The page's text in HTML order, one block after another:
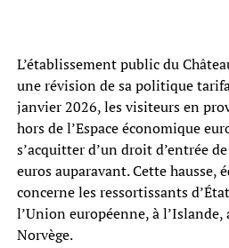
L’établissement public du
une révision de sa politique
janvier 2026, les visiteurs en
hors de l’Espace économique
s’acquitter d’un droit d’entrée
euros auparavant. Cette hausse,
concerne les ressortissants
l’Union européenne, à
Norvège.